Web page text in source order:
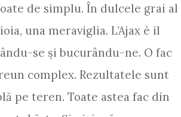
de simplu. În dulcele grai al
una meraviglia. L’Ajax è il
se şi bucurându-ne. O fac
complex. Rezultatele sunt
pe teren. Toate astea fac din